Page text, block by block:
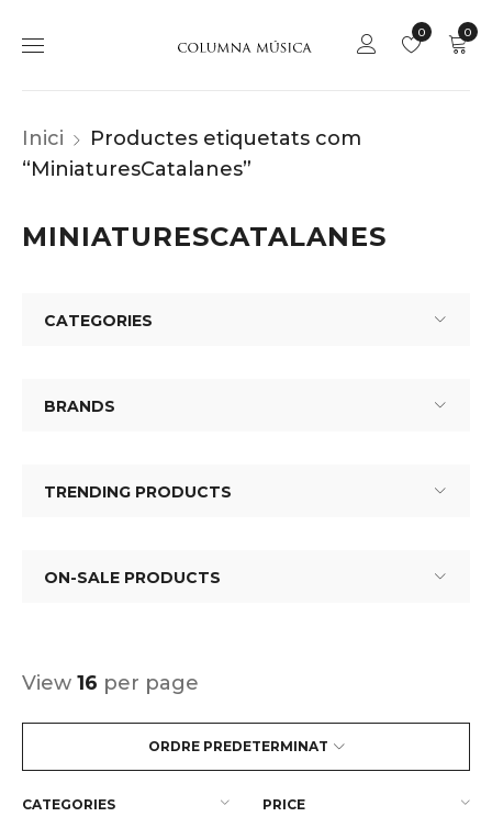
0
0
Inici
Productes etiquetats com
“MiniaturesCatalanes”
MINIATURESCATALANES
CATEGORIES
BRANDS
TRENDING PRODUCTS
ON-SALE PRODUCTS
ORDRE PREDETERMINAT
View 16 per page
CATEGORIES PRICE